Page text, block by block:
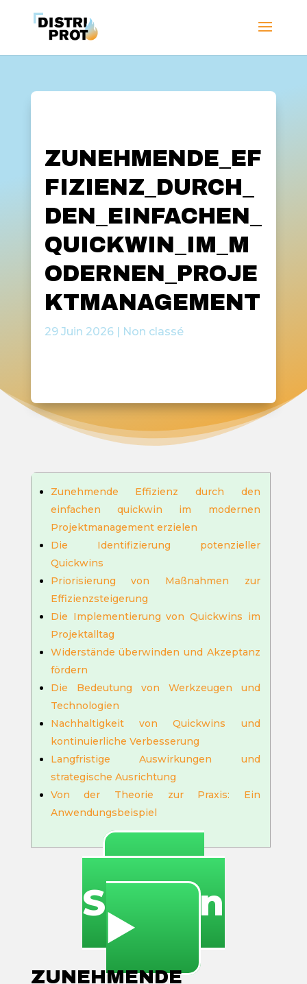
ZUNEHMENDE_EF
FIZIENZ_DURCH_
DEN_EINFACHEN_
QUICKWIN_IM_M
ODERNEN_PROJE
KTMANAGEMENT
29 Juin 2026| Non classé
Zunehmende Effizienz durch den
einfachen quickwin im modernen
Projektmanagement erzielen
Die Identifizierung potenzieller
Quickwins
Priorisierung von Maßnahmen zur
Effizienzsteigerung
Die Implementierung von Quickwins im
Projektalltag
Widerstände überwinden und Akzeptanz
fördern
Die Bedeutung von Werkzeugen und
Technologien
Nachhaltigkeit von Quickwins und
kontinuierliche Verbesserung
Langfristige Auswirkungen und
strategische Ausrichtung
Von der Theorie zur Praxis: Ein
Anwendungsbeispiel
🔥
Spielen
▶️
ZUNEHMENDE